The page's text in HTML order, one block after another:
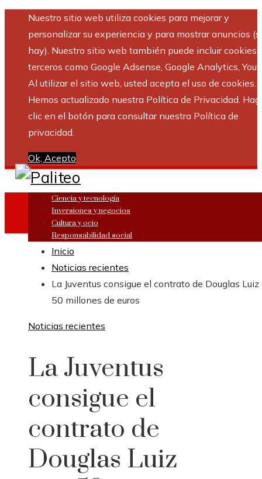
Nuestro sitio web utiliza cookies para mejorar y
personalizar su experiencia y para mostrar anuncios
hay). Nuestro sitio web también puede incluir cookies
terceros como Google Adsense, Google Analytics,
Al utilizar el sitio web, usted acepta el uso de cookies.
Hemos actualizado nuestra Política de Privacidad.
clic en el botón para consultar nuestra Política de
privacidad.
Ok, Acepto
Ciencia y tecnología
Inversiones y negocios
Cultura y ocio
Responsabilidad social
Inicio
Noticias recientes
La Juventus consigue el contrato de Douglas Luiz
50 millones de euros
Noticias recientes
La Juventus
consigue el
contrato de
Douglas Luiz